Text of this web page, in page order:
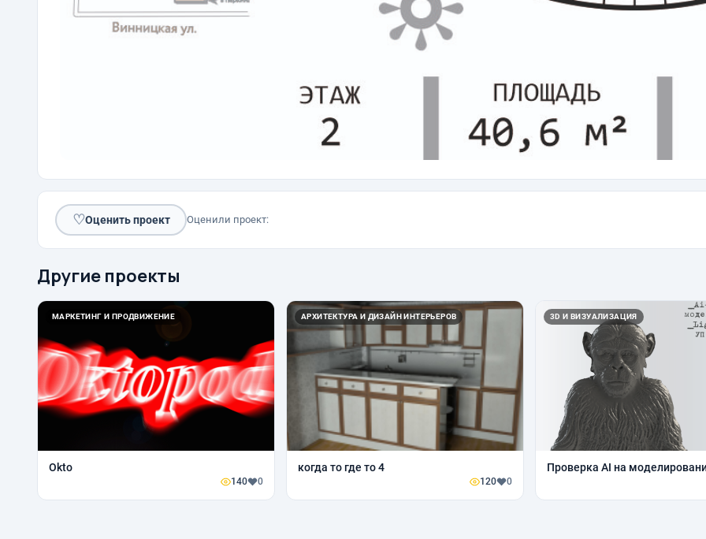
♡Оценить проект Оценили проект:
Другие проекты
МАРКЕТИНГ И ПРОДВИЖЕНИЕ
Okto
140 0
АРХИТЕКТУРА И ДИЗАЙН ИНТЕРЬЕРОВ
когда то где то 4
120 0
3D И ВИЗУАЛИЗАЦИЯ
Проверка AI на